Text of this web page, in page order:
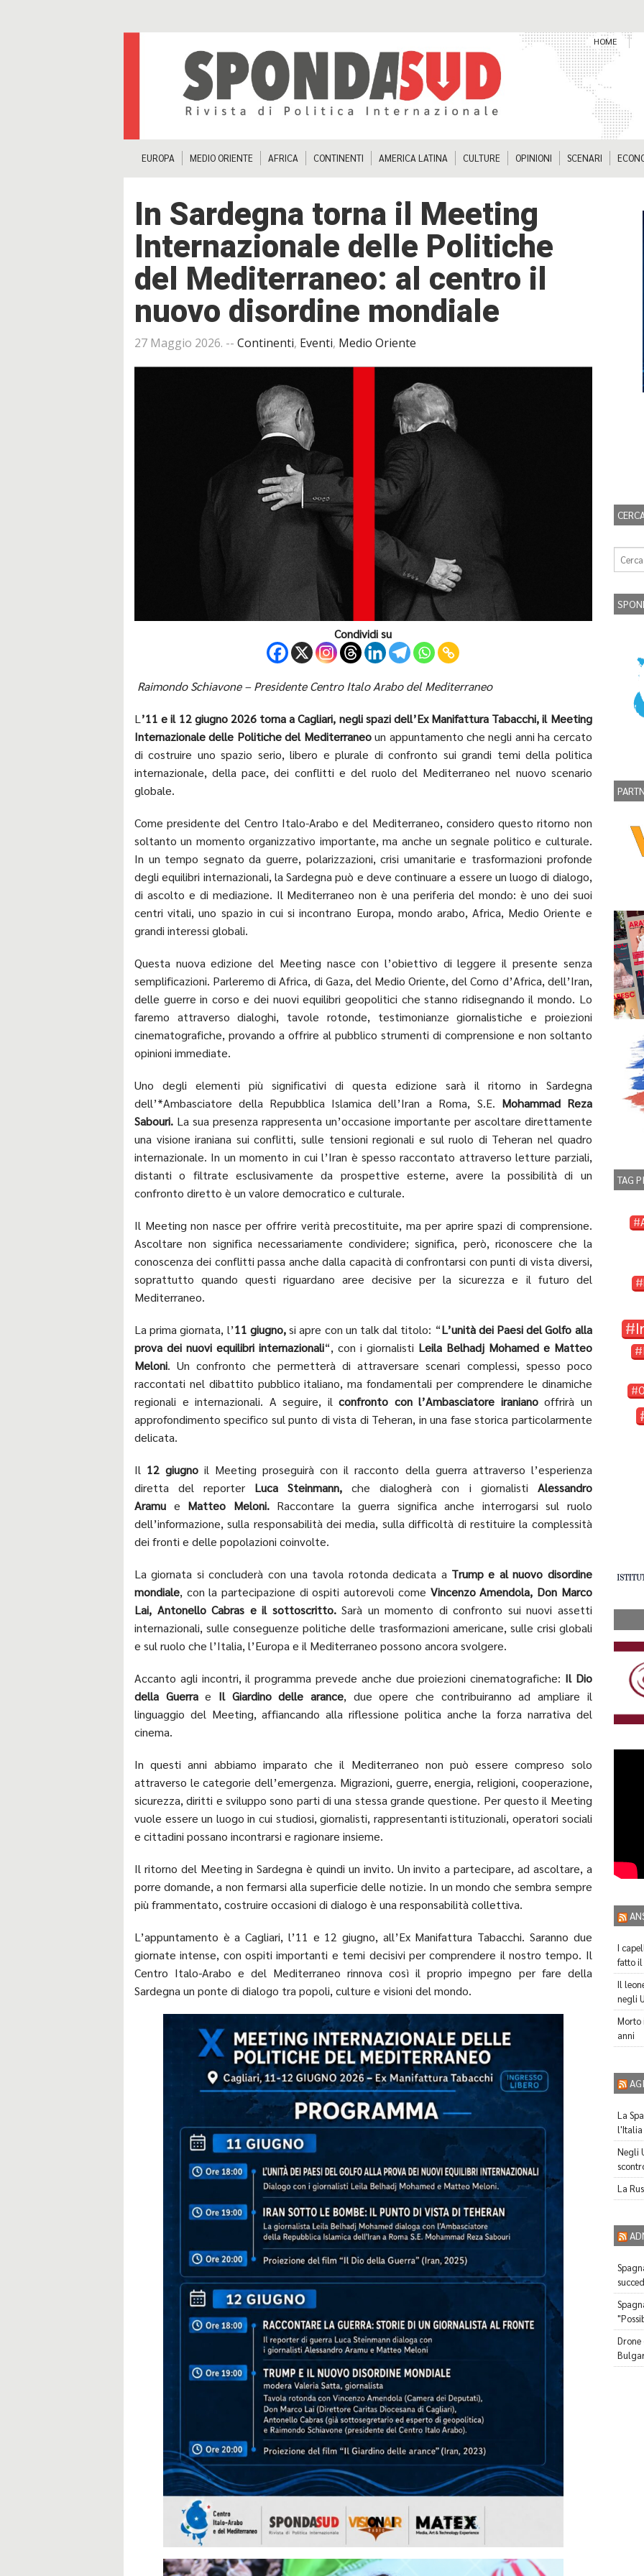
HOME
EUROPA MEDIO ORIENTE AFRICA CONTINENTI AMERICA LATINA CULTURE OPINIONI SCENARI
In Sardegna torna il Meeting
Internazionale delle Politiche
del Mediterraneo: al centro il
nuovo disordine mondiale
27 Maggio 2026. -- Continenti, Eventi, Medio Oriente
Condividi su
Raimondo Schiavone – Presidente Centro Italo Arabo del Mediterraneo
L ’11 e il 12 giugno 2026 torna a Cagliari, negli spazi dell’Ex Manifattura Tabacchi, il Meeting
Internazionale delle Politiche del Mediterraneoun appuntamento che negli anni ha cercato
di costruire uno spazio serio, libero e plurale di confronto sui grandi temi della politica
internazionale, della pace, dei conflitti e del ruolo del Mediterraneo nel nuovo scenario
globale.
Come presidente del Centro Italo-Arabo e del Mediterraneo, considero questo ritorno non
soltanto un momento organizzativo importante, ma anche un segnale politico e culturale.
In un tempo segnato da guerre, polarizzazioni, crisi umanitarie e trasformazioni profonde
degli equilibri internazionali, la Sardegna può e deve continuare a essere un luogo di dialogo,
di ascolto e di mediazione. Il Mediterraneo non è una periferia del mondo: è uno dei suoi
centri vitali, uno spazio in cui si incontrano Europa, mondo arabo, Africa, Medio Oriente e
grandi interessi globali.
Questa nuova edizione del Meeting nasce con l’obiettivo di leggere il presente senza
semplificazioni. Parleremo di Africa, di Gaza, del Medio Oriente, del Corno d’Africa, dell’Iran,
delle guerre in corso e dei nuovi equilibri geopolitici che stanno ridisegnando il mondo. Lo
faremo attraverso dialoghi, tavole rotonde, testimonianze giornalistiche e proiezioni
cinematografiche, provando a offrire al pubblico strumenti di comprensione e non soltanto
opinioni immediate.
Uno degli elementi più significativi di questa edizione sarà il ritorno in Sardegna
dell’*Ambasciatore della Repubblica Islamica dell’Iran a Roma, S.E. Mohammad Reza
Sabouri. La sua presenza rappresenta un’occasione importante per ascoltare direttamente
una visione iraniana sui conflitti, sulle tensioni regionali e sul ruolo di Teheran nel quadro
internazionale. In un momento in cui l’Iran è spesso raccontato attraverso letture parziali,
distanti o filtrate esclusivamente da prospettive esterne, avere la possibilità di un
confronto diretto è un valore democratico e culturale.
Il Meeting non nasce per offrire verità precostituite, ma per aprire spazi di comprensione.
Ascoltare non significa necessariamente condividere; significa, però, riconoscere che la
conoscenza dei conflitti passa anche dalla capacità di confrontarsi con punti di vista diversi,
soprattutto quando questi riguardano aree decisive per la sicurezza e il futuro del
Mediterraneo.
La prima giornata, l’11 giugno,si apre con un talk dal titolo: “L’unità dei Paesi del Golfo alla
prova dei nuovi equilibri internazionali“, con i giornalisti Leila Belhadj Mohamed e Matteo
Meloni. Un confronto che permetterà di attraversare scenari complessi, spesso poco
raccontati nel dibattito pubblico italiano, ma fondamentali per comprendere le dinamiche
regionali e internazionali. A seguire, ilconfronto con l’Ambasciatore iranianooffrirà un
approfondimento specifico sul punto di vista di Teheran, in una fase storica particolarmente
delicata.
Il 12 giugno il Meeting proseguirà con il racconto della guerra attraverso l’esperienza
diretta del reporter Luca Steinmann,che dialogherà con i giornalisti Alessandro
Aramu e Matteo Meloni.Raccontare la guerra significa anche interrogarsi sul ruolo
dell’informazione, sulla responsabilità dei media, sulla difficoltà di restituire la complessità
dei fronti e delle popolazioni coinvolte.
La giornata si concluderà con una tavola rotonda dedicata a Trump e al nuovo disordine
mondiale, con la partecipazione di ospiti autorevoli come Vincenzo Amendola, Don Marco
Lai, Antonello Cabras e il sottoscritto.Sarà un momento di confronto sui nuovi assetti
internazionali, sulle conseguenze politiche delle trasformazioni americane, sulle crisi globali
e sul ruolo che l’Italia, l’Europa e il Mediterraneo possono ancora svolgere.
Accanto agli incontri, il programma prevede anche due proiezioni cinematografiche: Il Dio
della Guerrae Il Giardino delle arance, due opere che contribuiranno ad ampliare il
linguaggio del Meeting, affiancando alla riflessione politica anche la forza narrativa del
cinema.
In questi anni abbiamo imparato che il Mediterraneo non può essere compreso solo
attraverso le categorie dell’emergenza. Migrazioni, guerre, energia, religioni, cooperazione,
sicurezza, diritti e sviluppo sono parti di una stessa grande questione. Per questo il Meeting
vuole essere un luogo in cui studiosi, giornalisti, rappresentanti istituzionali, operatori sociali
e cittadini possano incontrarsi e ragionare insieme.
Il ritorno del Meeting in Sardegna è quindi un invito. Un invito a partecipare, ad ascoltare, a
porre domande, a non fermarsi alla superficie delle notizie. In un mondo che sembra sempre
più frammentato, costruire occasioni di dialogo è una responsabilità collettiva.
L’appuntamento è a Cagliari, l’11 e 12 giugno, all’Ex Manifattura Tabacchi. Saranno due
giornate intense, con ospiti importanti e temi decisivi per comprendere il nostro tempo. Il
Centro Italo-Arabo e del Mediterraneo rinnova così il proprio impegno per fare della
Sardegna un ponte di dialogo tra popoli, culture e visioni del mondo.
TAG
I
fatto
Il
negli
Morto
anni
AGI
La
l'Italia
Negli
La